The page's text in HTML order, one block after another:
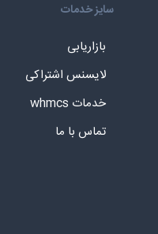
سایز خدمات
بازاریابی
لایسنس اشتراکی
خدمات whmcs
تماس با ما